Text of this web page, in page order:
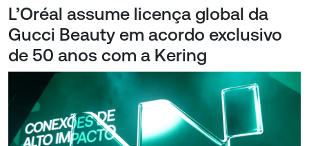
L’Oréal assume licença global da
Gucci Beauty em acordo exclusivo
de 50 anos com a Kering